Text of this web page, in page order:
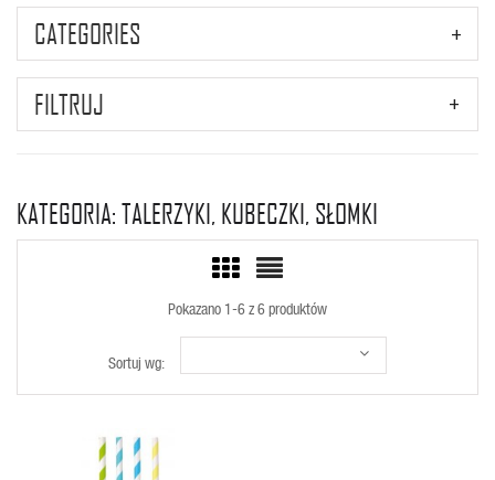
CATEGORIES
FILTRUJ
KATEGORIA: TALERZYKI, KUBECZKI, SŁOMKI
Pokazano 1-6 z 6 produktów
Sortuj wg: